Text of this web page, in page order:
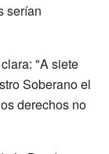
serían
"A siete
Soberano el
derechos no